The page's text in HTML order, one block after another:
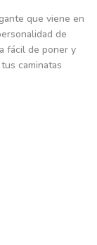
que viene en
de
fácil de poner y
caminatas